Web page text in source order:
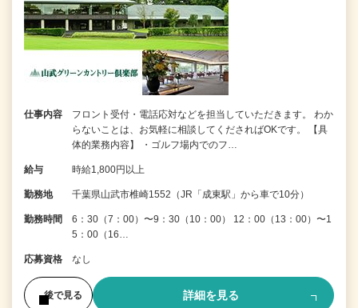
仕事内容
フロント受付・電話応対などを担当していただきます。 わか
らないことは、お気軽に相談してくださればOKです。 【具
体的業務内容】 ・ゴルフ場内でのフ…
給与 時給1,800円以上
勤務地 千葉県山武市椎崎1552（JR「成東駅」から車で10分）
勤務時間
6：30（7：00）〜9：30（10：00） 12：00（13：00）〜1
5：00（16…
応募資格 なし
後で見る 詳細を見る